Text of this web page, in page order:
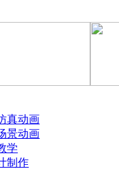
真动画
景动画
学
制作